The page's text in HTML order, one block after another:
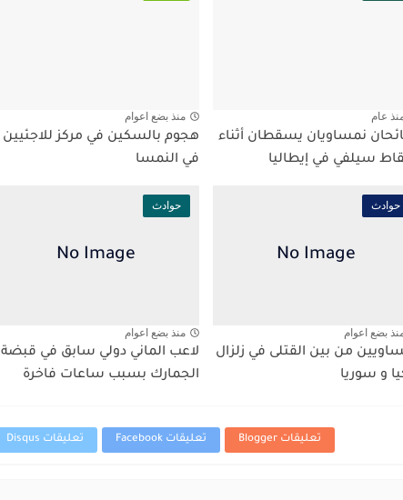
عام
نمساويان يسقطان أثناء
سيلفي في إيطاليا
منذ بضع اعوام
هجوم بالسكين في مركز للاجئيين
في النمسا
حوادث
بضع اعوام
من بين القتلى في زلزال
و سوريا
حوادث
منذ بضع اعوام
لاعب الماني دولي سابق في قبضة
الجمارك بسبب ساعات فاخرة
تعليقات Blogger تعليقات Facebook تعليقات Disqus